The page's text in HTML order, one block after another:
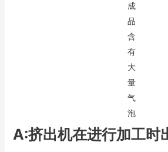
成
品
含
有
大
量
气
泡
A:挤出机在进行加工时